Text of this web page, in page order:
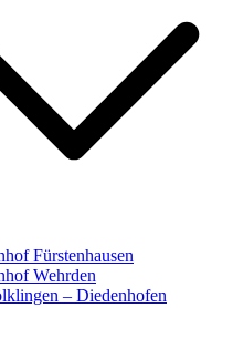
Fürstenhausen
Wehrden
– Diedenhofen